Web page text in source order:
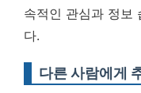
속적인 관심과 정보
다.
다른 사람에게